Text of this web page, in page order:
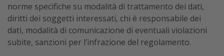
norme specifiche su modalità di trattamento dei dati,
diritti dei soggetti interessati, chi è responsabile dei
dati, modalità di comunicazione di eventuali violazioni
subite, sanzioni per l’infrazione del regolamento.